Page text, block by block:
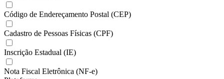
Código de Endereçamento Postal (CEP)
Cadastro de Pessoas Físicas (CPF)
Inscrição Estadual (IE)
Nota Fiscal Eletrônica (NF-e)